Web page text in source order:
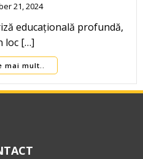
21, 2024
educațională profundă,
loc […]
mai mult..